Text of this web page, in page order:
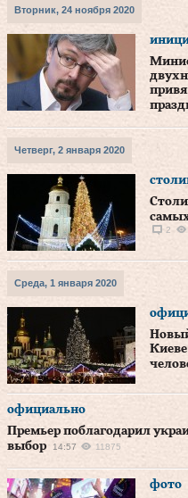
Вторник, 24 ноября 2020
Четверг, 2 января 2020
2
Среда, 1 января 2020
Киеве
официально
Премьер поблагодарил
выбор
14:57 11875
фото